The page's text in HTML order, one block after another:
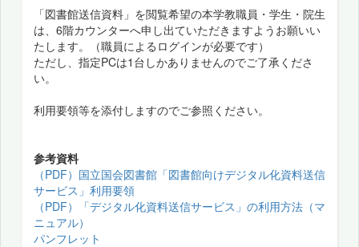
「図書館送信資料」を閲覧希望の本学教職員・学生・院生
は、6階カウンターへ申し出ていただきますようお願いい
たします。（職員によるログインが必要です）
ただし、指定PCは1台しかありませんのでご了承くださ
い。
利用要領等を添付しますのでご参照ください。
参考資料
（PDF）国立国会図書館「図書館向けデジタル化資料送信
サービス」利用要領
（PDF）「デジタル化資料送信サービス」の利用方法（マ
ニュアル）
パンフレット